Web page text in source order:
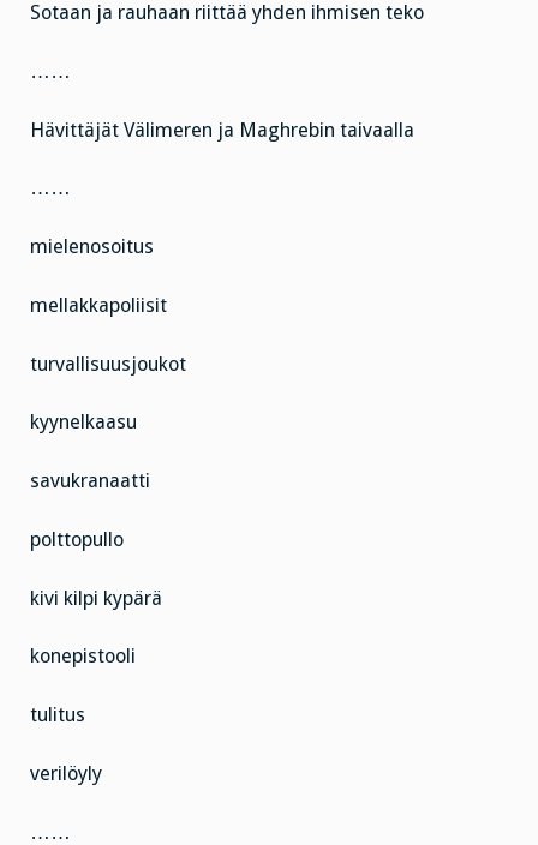
Sotaan ja rauhaan riittää yhden ihmisen teko
……
Hävittäjät Välimeren ja Maghrebin taivaalla
……
mielenosoitus
mellakkapoliisit
turvallisuusjoukot
kyynelkaasu
savukranaatti
polttopullo
kivi kilpi kypärä
konepistooli
tulitus
verilöyly
……